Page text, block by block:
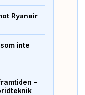
Ryanair
inte
–